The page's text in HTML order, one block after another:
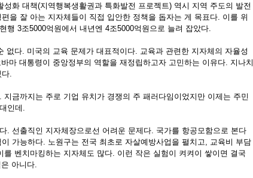
화 대책(지역행복생활권과 특화발전 프로젝트) 역시 지역 주도의 발전
을 잘 아는 지자체들이 직접 입안한 정책을 돕자는 게 목표다. 이를 위
행 3조5000억원에서 내년엔 4조5000억원으로 늘려 잡았다.
다. 미국의 교육 문제가 대표적이다. 교육과 관련한 지자체의 자율성
마 대통령이 중앙정부의 역할을 재정립하고자 고민하는 이유다. 지나치
.
금까지는 주로 기업 유치가 경쟁의 주 패러다임이었지만 이제는 주민
인데.
선출직인 지자체장으로선 어려운 문제다. 국가를 항공모함으로 본다
가능하다. 노원구는 전국 최초로 자살예방사업을 펼치고, 교육비 부담
벤치마킹하는 지자체도 많다. 이런 작은 실험이 켜켜이 쌓이면 결국
아니다.